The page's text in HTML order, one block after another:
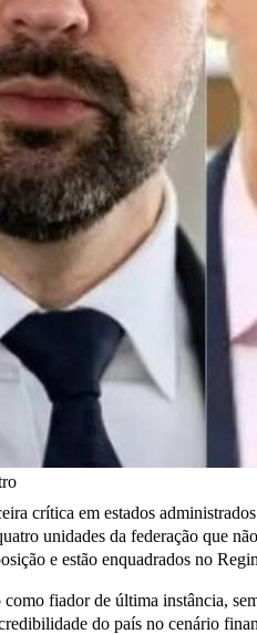
crítica em estados
unidades da federação que
e estão enquadrados no
fiador de última instância,
do país no cenário